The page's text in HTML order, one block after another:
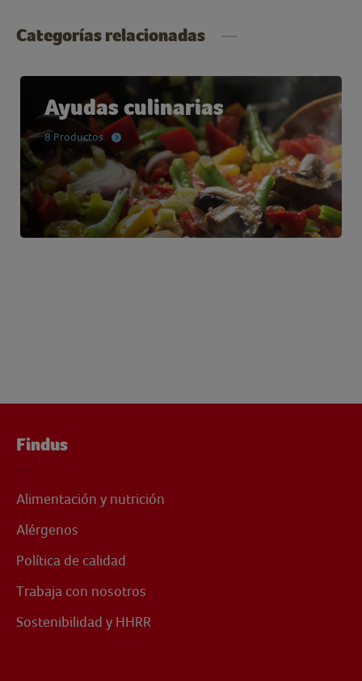
Categorías relacionadas
Ayudas culinarias
8 Productos
Findus
Alimentación y nutrición
Alérgenos
Política de calidad
Trabaja con nosotros
Sostenibilidad y HHRR